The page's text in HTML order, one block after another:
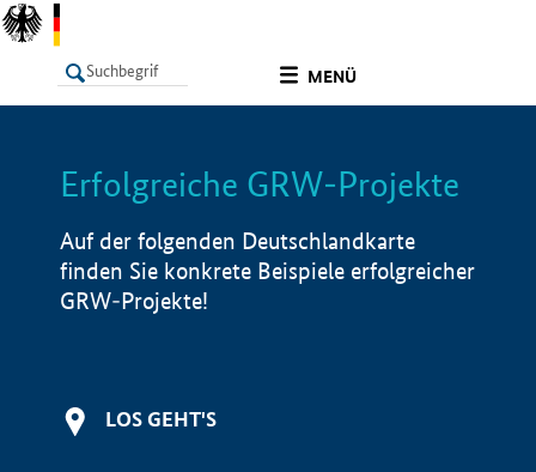
MENÜ
LISTE Info
Erfolgreiche GRW-Projekte
Auf der folgenden Deutschlandkarte
finden Sie konkrete Beispiele erfolgreicher
GRW-Projekte!
LOS GEHT'S